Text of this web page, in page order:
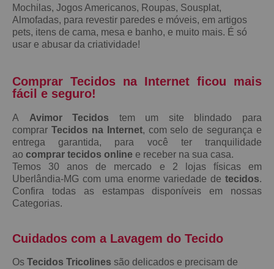
Mochilas, Jogos Americanos, Roupas, Sousplat,
Almofadas, para revestir paredes e móveis, em artigos
pets, itens de cama, mesa e banho, e muito mais. É só
usar e abusar da criatividade!
Comprar Tecidos na Internet ficou mais
fácil e seguro!
A Avimor Tecidos tem um site blindado para
comprar Tecidos na Internet, com selo de segurança e
entrega garantida, para você ter tranquilidade
ao comprar tecidos online e receber na sua casa.
Temos 30 anos de mercado e 2 lojas físicas em
Uberlândia-MG com uma enorme variedade de tecidos.
Confira todas as estampas disponíveis em nossas
Categorias.
Cuidados com a Lavagem do Tecido
Os Tecidos Tricolines são delicados e precisam de